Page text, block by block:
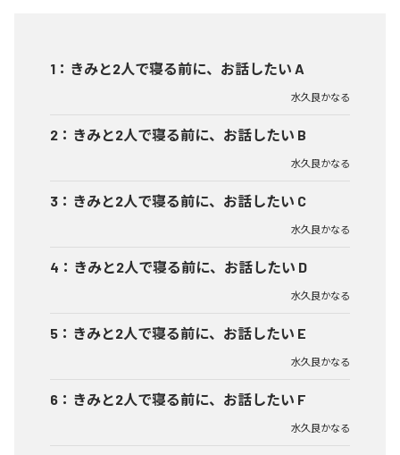
1 ： きみと2人で寝る前に、お話したい A
水久良かなる
2 ： きみと2人で寝る前に、お話したい B
水久良かなる
3 ： きみと2人で寝る前に、お話したい C
水久良かなる
4 ： きみと2人で寝る前に、お話したい D
水久良かなる
5 ： きみと2人で寝る前に、お話したい E
水久良かなる
6 ： きみと2人で寝る前に、お話したい F
水久良かなる